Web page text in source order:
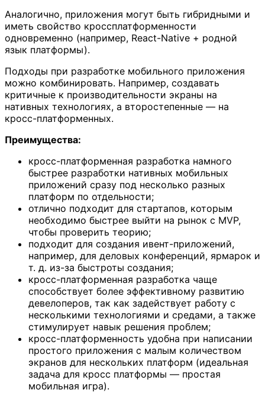
Аналогично, приложения могут быть гибридными и
иметь свойство кроссплатформенности
одновременно (например, React-Native + родной
язык платформы).
Подходы при разработке мобильного приложения
можно комбинировать. Например, создавать
критичные к производительности экраны на
нативных технологиях, а второстепенные — на
кросс-платформенных.
Преимущества:
кросс-платформенная разработка намного
быстрее разработки нативных мобильных
приложений сразу под несколько разных
платформ по отдельности;
отлично подходит для стартапов, которым
необходимо быстрее выйти на рынок с MVP,
чтобы проверить теорию;
подходит для создания ивент-приложений,
например, для деловых конференций, ярмарок и
т. д. из-за быстроты создания;
кросс-платформенная разработка чаще
способствует более эффективному развитию
девелоперов, так как задействует работу с
несколькими технологиями и средами, а также
стимулирует навык решения проблем;
кросс-платформенность удобна при написании
простого приложения с малым количеством
экранов для нескольких платформ (идеальная
задача для кросс платформы — простая
мобильная игра).